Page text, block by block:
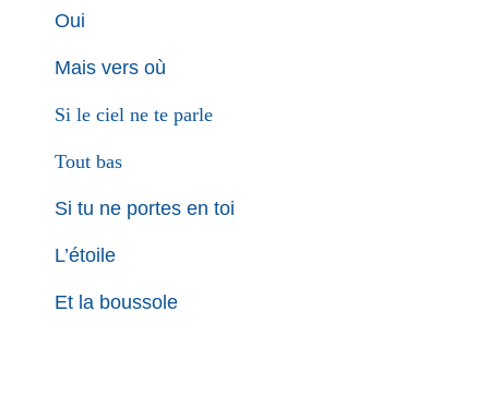
Oui
Mais vers où
Si le ciel ne te parle
Tout bas
Si tu ne portes en toi
L’étoile
Et la boussole